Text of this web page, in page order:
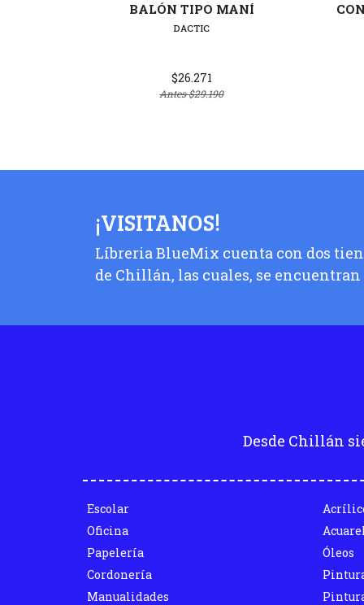
BALÓN TIPO MANÍ
DACTIC
$26.271
Antes$29.190
¡VISITANOS!
Líbreria BlueMix cuenta con dos
de Chillán, las cuales, se
Desde Chillán
Escolar
Oficina
Papelería
Cordonería
Manualidades
Óleos